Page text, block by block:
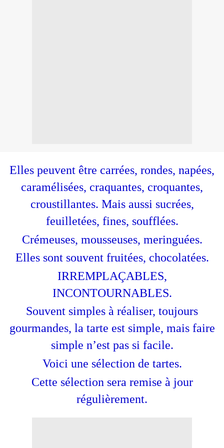
Elles peuvent être carrées, rondes, napées,
caramélisées, craquantes, croquantes,
croustillantes. Mais aussi sucrées,
feuilletées, fines, soufflées.
Crémeuses, mousseuses, meringuées.
Elles sont souvent fruitées, chocolatées.
IRREMPLAÇABLES,
INCONTOURNABLES.
Souvent simples à réaliser, toujours
gourmandes, la tarte est simple, mais faire
simple n’est pas si facile.
Voici une sélection de tartes.
Cette sélection sera remise à jour
régulièrement.